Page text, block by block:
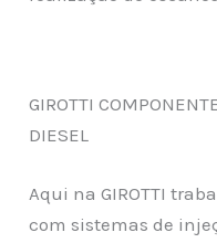
GIROTTI
DIESEL
Aqui na GIROTTI
com sistemas de